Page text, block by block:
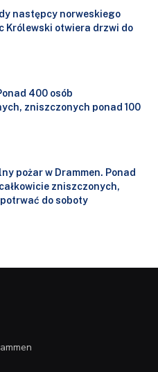
następcy norweskiego
Królewski otwiera drzwi do
400 osób
zniszczonych ponad 100
pożar w Drammen. Ponad
zniszczonych,
do soboty